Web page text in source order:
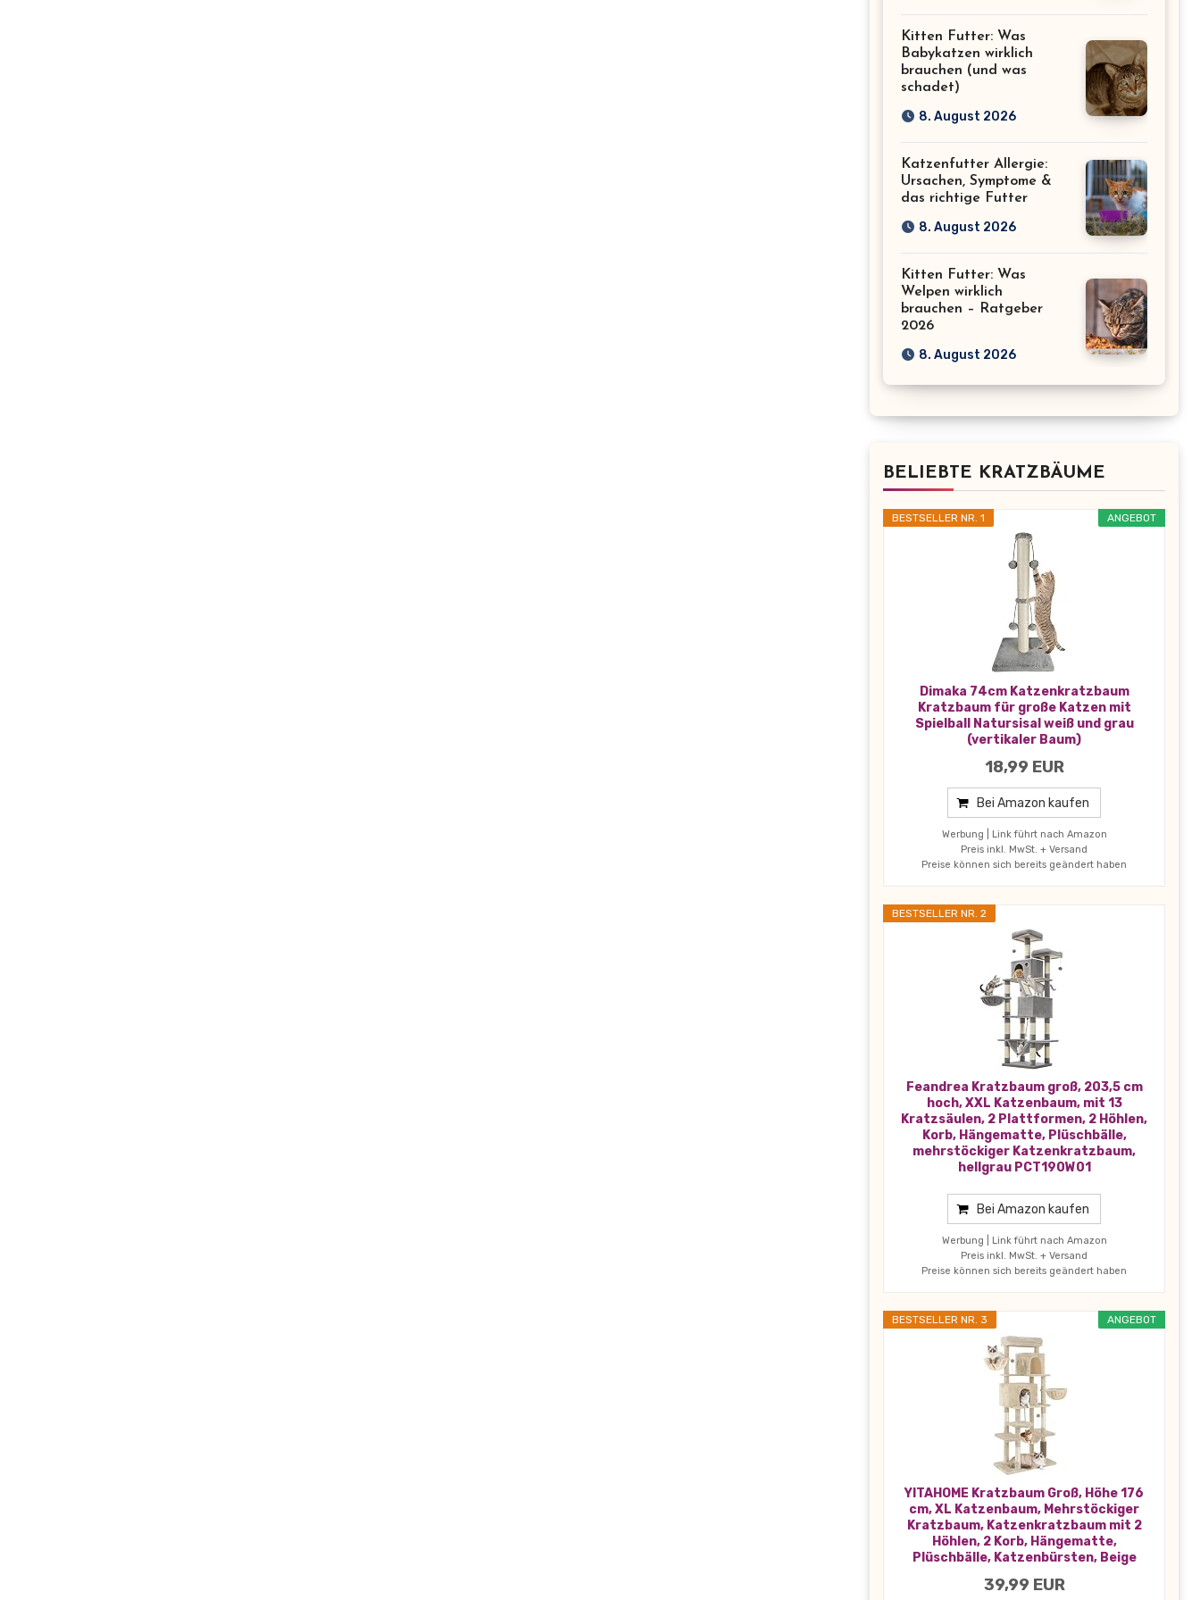
Kitten Futter: Was
Babykatzen wirklich
brauchen (und was
schadet)
8. August 2026
Katzenfutter Allergie:
Ursachen, Symptome &
das richtige Futter
8. August 2026
Kitten Futter: Was
Welpen wirklich
brauchen – Ratgeber
2026
8. August 2026
BELIEBTE KRATZBÄUME
ANGEBOT
BESTSELLER NR. 1
Dimaka 74cm Katzenkratzbaum
Kratzbaum für große Katzen mit
Spielball Natursisal weiß und grau
(vertikaler Baum)
18,99 EUR
Bei Amazon kaufen
Werbung | Link führt nach Amazon
Preis inkl. MwSt. + Versand
Preise können sich bereits geändert haben
BESTSELLER NR. 2
Feandrea Kratzbaum groß, 203,5 cm
hoch, XXL Katzenbaum, mit 13
Kratzsäulen, 2 Plattformen, 2 Höhlen,
Korb, Hängematte, Plüschbälle,
mehrstöckiger Katzenkratzbaum,
hellgrau PCT190W01
Bei Amazon kaufen
Werbung | Link führt nach Amazon
Preis inkl. MwSt. + Versand
Preise können sich bereits geändert haben
ANGEBOT
BESTSELLER NR. 3
YITAHOME Kratzbaum Groß, Höhe 176
cm, XL Katzenbaum, Mehrstöckiger
Kratzbaum, Katzenkratzbaum mit 2
Höhlen, 2 Korb, Hängematte,
Plüschbälle, Katzenbürsten, Beige
39,99 EUR